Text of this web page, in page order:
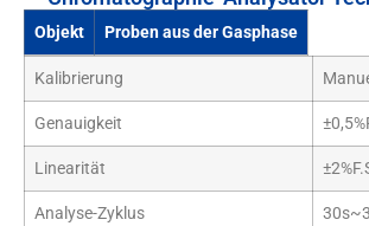
Objekt Proben aus der Gasphase
Kalibrierung
Genauigkeit
Linearität
Analyse-Zyklus